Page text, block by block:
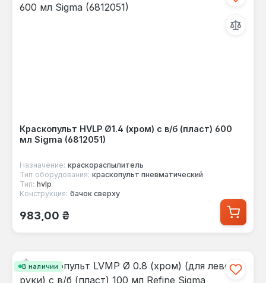
Краскопульт HVLP Ø1.4 (хром) с в/б (пласт) 600
мл Sigma (6812051)
Назначение: краскораспылитель
Тип оборудования: краскопульт пневматический
Тип: hvlp
Конструкция: бачок сверху
Обычная цена:
983,00 ₴
В наличии